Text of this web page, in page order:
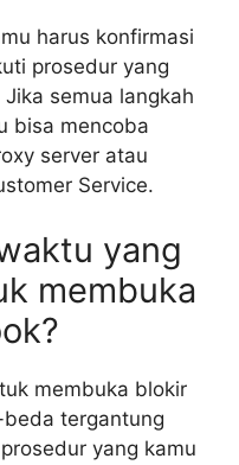
harus konfirmasi
prosedur yang
semua langkah
bisa mencoba
server atau
Service.
yang
membuka
membuka blokir
tergantung
yang kamu